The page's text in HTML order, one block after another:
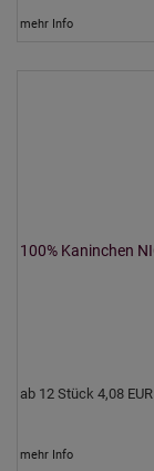
mehr Info
100% Kaninchen
ab 12 Stück 4,08 EUR
mehr Info